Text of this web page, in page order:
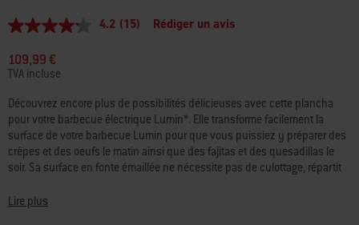
4.2
sur
5,
valeur
de
la
note
moyenne.
Read
15
Reviews.
sur
la
4.2 (15) Rédiger un avis
109,99 €
TVA incluse
Découvrez encore plus de possibilités délicieuses avec cette plancha
pour votre barbecue électrique Lumin*. Elle transforme facilement la
surface de votre barbecue Lumin pour que vous puissiez y préparer des
crêpes et des oeufs le matin ainsi que des fajitas et des quesadillas le
soir. Sa surface en fonte émaillée ne nécessite pas de culottage, répartit
lorsque tout le monde est rassasié, elle se nettoie facilement avec de
Lire plus